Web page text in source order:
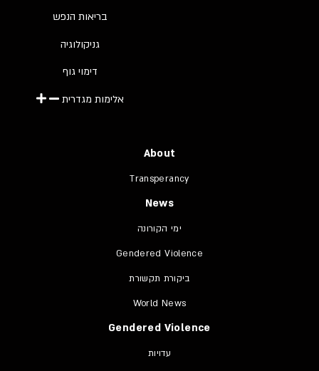
בריאות הנפש
גניקולוגיה
דימוי גוף
אלימות מגדרית
About
Transperancy
News
ימי הקורונה
Gendered Violence
ביקורת תקשורת
World News
Gendered Violence
עדויות